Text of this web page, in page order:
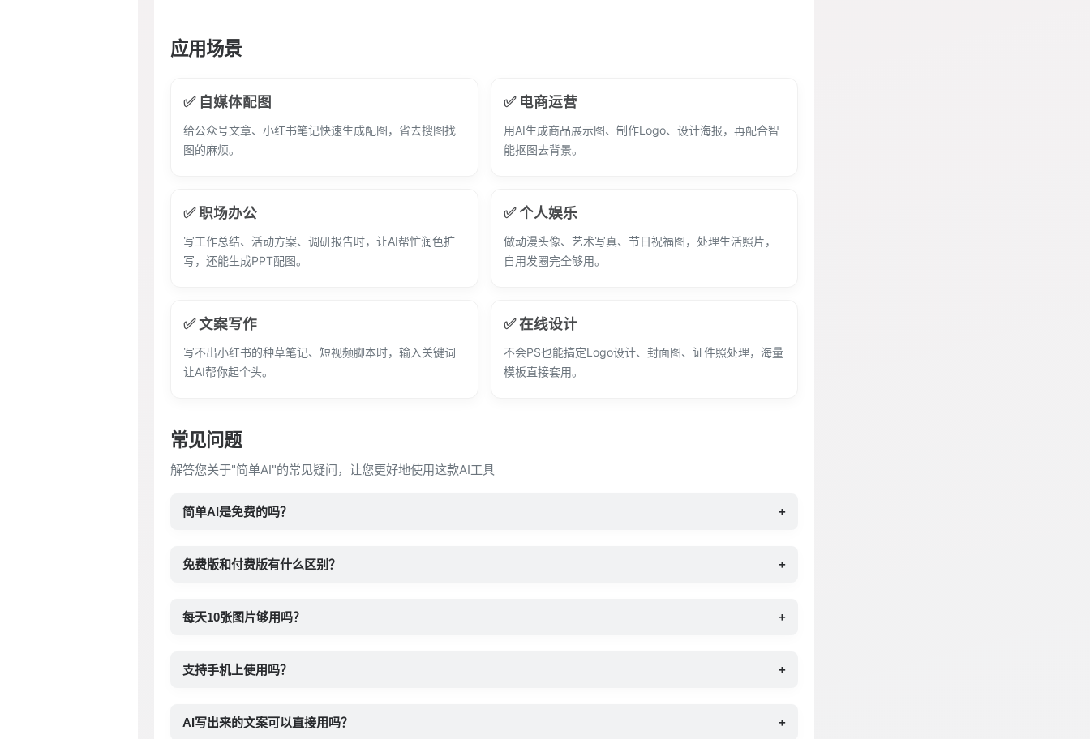
应用场景
✅ 自媒体配图
给公众号文章、小红书笔记快速生成配图，省去搜图找
图的麻烦。
✅ 电商运营
用AI生成商品展示图、制作Logo、设计海报，再配合智
能抠图去背景。
✅ 职场办公
写工作总结、活动方案、调研报告时，让AI帮忙润色扩
写，还能生成PPT配图。
✅ 个人娱乐
做动漫头像、艺术写真、节日祝福图，处理生活照片，
自用发圈完全够用。
✅ 文案写作
写不出小红书的种草笔记、短视频脚本时，输入关键词
让AI帮你起个头。
✅ 在线设计
不会PS也能搞定Logo设计、封面图、证件照处理，海量
模板直接套用。
常见问题
解答您关于"简单AI"的常见疑问，让您更好地使用这款AI工具
简单AI是免费的吗？ +
免费版和付费版有什么区别？ +
每天10张图片够用吗？ +
支持手机上使用吗？ +
AI写出来的文案可以直接用吗？ +